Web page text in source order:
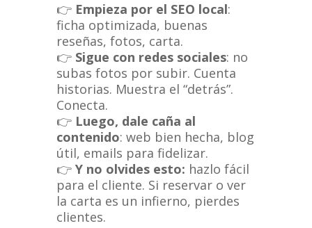
👉 Empieza por el SEO local:
ficha optimizada, buenas
reseñas, fotos, carta.
👉 Sigue con redes sociales: no
subas fotos por subir. Cuenta
historias. Muestra el “detrás”.
Conecta.
👉 Luego, dale caña al
contenido: web bien hecha, blog
útil, emails para fidelizar.
👉 Y no olvides esto: hazlo fácil
para el cliente. Si reservar o ver
la carta es un infierno, pierdes
clientes.